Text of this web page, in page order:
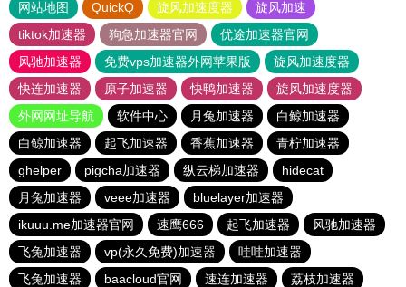
网站地图 QuickQ 旋风加速度器
旋风加速
tiktok加速器
狗急加速器官网
优途加速器官网
风驰加速器
免费vps加速器外网苹果版
旋风加速度器
快连加速器
原子加速器 快鸭加速器
旋风加速度器
外网网址导航
软件中心 月兔加速器
白鲸加速器
白鲸加速器
起飞加速器 香蕉加速器
青柠加速器
ghelper
pigcha加速器 纵云梯加速器
hidecat
月兔加速器
veee加速器
bluelayer加速器
ikuuu.me加速器官网
速鹰666 起飞加速器
风驰加速器
飞兔加速器
vp(永久免费)加速器
哇哇加速器
飞兔加速器
baacloud官网 速连加速器
荔枝加速器